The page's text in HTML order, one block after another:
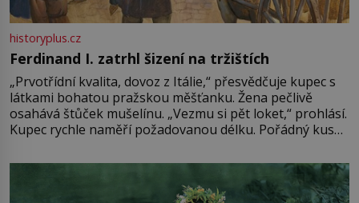
historyplus.cz
Ferdinand I. zatrhl šizení na tržištích
„Prvotřídní kvalita, dovoz z Itálie,“ přesvědčuje kupec s
látkami bohatou pražskou měšťanku. Žena pečlivě
osahává štůček mušelínu. „Vezmu si pět loket,“ prohlásí.
Kupec rychle naměří požadovanou délku. Pořádný kus
milostpaní. Stačí jenom na sukni,“ zhodnotí švadlena
množství růžového mušelínu. „Ošidili vás, podívejte.“
Vezme do ruky dřevěnou